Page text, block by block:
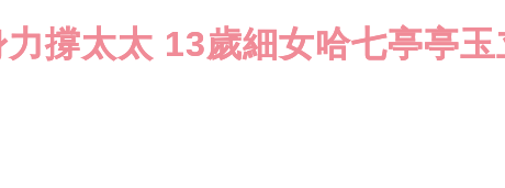
撐太太 13歲細女哈七亭亭玉